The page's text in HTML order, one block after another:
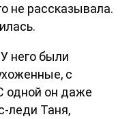
не рассказывала.
него были
с
одной он даже
леди Таня,